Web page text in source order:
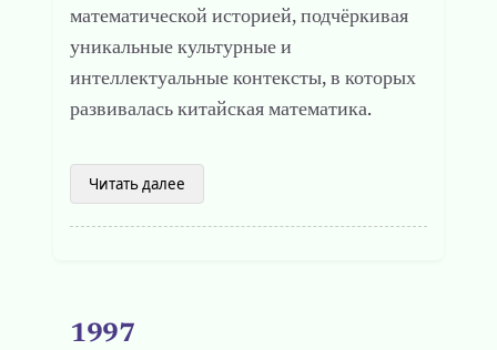
математической историей, подчёркивая
уникальные культурные и
интеллектуальные контексты, в которых
развивалась китайская математика.
Читать далее
1997